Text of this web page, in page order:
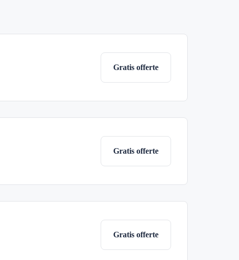
Gratis offerte
Gratis offerte
Gratis offerte